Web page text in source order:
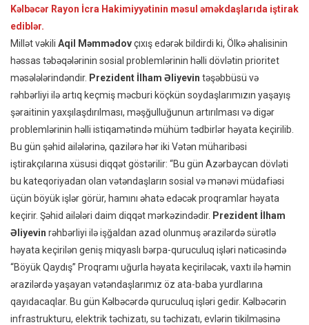
Kəlbəcər Rayon İcra Hakimiyyətinin məsul əməkdaşlarıda iştirak
ediblər.
Millət vəkili Aqil Məmmədovçıxış edərək bildirdi ki, Ölkə əhalisinin
həssas təbəqələrinin sosial problemlərinin həlli dövlətin prioritet
məsələlərindəndir. Prezident İlham Əliyevin təşəbbüsü və
rəhbərliyi ilə artıq keçmiş məcburi köçkün soydaşlarımızın yaşayış
şəraitinin yaxşılaşdırılması, məşğulluğunun artırılması və digər
problemlərinin həlli istiqamətində mühüm tədbirlər həyata keçirilib.
Bu gün şəhid ailələrinə, qazilərə hər iki Vətən müharibəsi
iştirakçılarına xüsusi diqqət göstərilir: “Bu gün Azərbaycan dövləti
bu kateqoriyadan olan vətəndaşların sosial və mənəvi müdafiəsi
üçün böyük işlər görür, hamını əhatə edəcək proqramlar həyata
keçirir. Şəhid ailələri daim diqqət mərkəzindədir. Prezident İlham
Əliyevin rəhbərliyi ilə işğaldan azad olunmuş ərazilərdə sürətlə
həyata keçirilən geniş miqyaslı bərpa-quruculuq işləri nəticəsində
“Böyük Qaydış” Proqramı uğurla həyata keçiriləcək, vaxtı ilə həmin
ərazilərdə yaşayan vətəndaşlarımız öz ata-baba yurdlarına
qayıdacaqlar. Bu gün Kəlbəcərdə quruculuq işləri gedir. Kəlbəcərin
infrastrukturu, elektrik təchizatı, su təchizatı, evlərin tikilməsinə